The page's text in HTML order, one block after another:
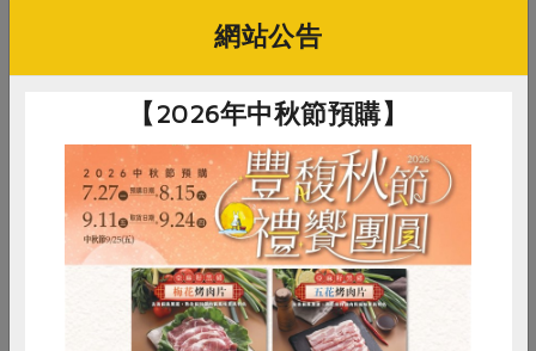
即將悄悄入侵你我的生活？此發展極可能威脅食品
安全、破壞地球的...
RPET 食譜 減硝酸鹽
網站公告
【2026年中秋節預購】